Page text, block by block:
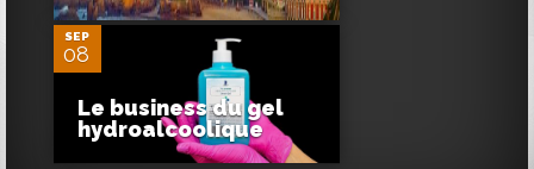
SEP
08
Le business du gel
hydroalcoolique